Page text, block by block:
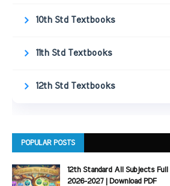
10th Std Textbooks
11th Std Textbooks
12th Std Textbooks
POPULAR POSTS
12th Standard All Subjects
2026-2027 | Download PDF